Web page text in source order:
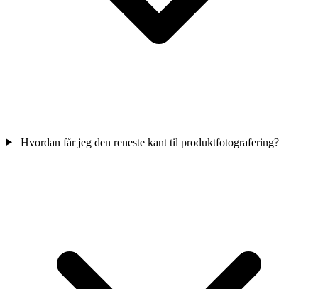
Hvordan får jeg den reneste kant til produktfotografering?